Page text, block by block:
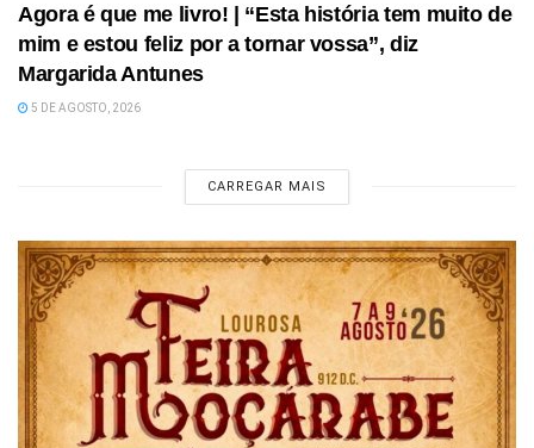
Agora é que me livro! | “Esta história tem muito de
mim e estou feliz por a tornar vossa”, diz
Margarida Antunes
5 DE AGOSTO, 2026
CARREGAR MAIS